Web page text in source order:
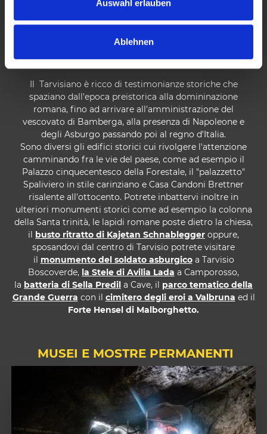
Auswahl erlauben
Ablehnen
Il Tarvisiano è ricco di testimonianze storiche che
spaziano dall'epoca preistorica alla domininazione
romana, fino ad arrivare all'amministrazione del
vescovato di Bamberga, alla presenza di Napoleone e
degli Asburgo passando poi al regno d'Italia.
Sono diversi gli edifici storici cui rivolgere l'attenzione
camminando fra le vie del paese, come ad esempio il
Palazzo cinquecentesco della Forestale, il "palazzetto"
Spaliviero in stile carinziano e Casa Candoni Brettner
risalente all'ottocento. Potrete inbattervi inoltre in
ulteriori monumenti storici come ad esempio la colonna
della Santa trinità, le lapidi romane poste dietro la chiesa,
il busto ritratto di Kajetan Schnablegger oppure,
sposandovi dal centro di Tarvisio potrete visitare
il monumento del soldato asburgicoa Tarvisio
Boscoverde, la Stele di Avilia Lada a Camporosso,
la batteria di Sella Predil a Cave, il parco tematico della
Grande Guerra con il cimitero degli eroi a Valbruna ed il
Forte Hensel di Malborghetto.
MUSEI E MOSTRE PERMANENTI